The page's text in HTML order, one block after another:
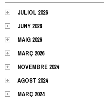
JULIOL 2026
JUNY 2026
MAIG 2026
MARÇ 2026
NOVEMBRE 2024
AGOST 2024
MARÇ 2024